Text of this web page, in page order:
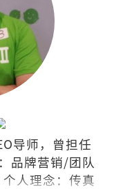
导师，曾担任
品牌营销/团队
人理念：传真